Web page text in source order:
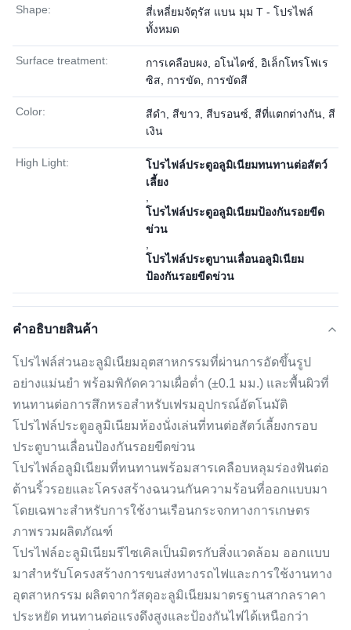
Shape:
สี่เหลี่ยมจัตุรัส แบน มุม T - โปรไฟล์
ทั้งหมด
Surface treatment:
การเคลือบผง, อโนไดซ์, อิเล็กโทรโฟเร
ซิส, การขัด, การขัดสี
Color:
สีดำ, สีขาว, สีบรอนซ์, สีที่แตกต่างกัน, สี
เงิน
High Light:
โปรไฟล์ประตูอลูมิเนียมทนทานต่อสัตว์
เลี้ยง
โปรไฟล์ประตูอลูมิเนียมป้องกันรอยขีด
ข่วน
โปรไฟล์ประตูบานเลื่อนอลูมิเนียม
ป้องกันรอยขีดข่วน
คําอธิบายสินค้า
โปรไฟล์ส่วนอะลูมิเนียมอุตสาหกรรมที่ผ่านการอัดขึ้นรูป
อย่างแม่นยำ พร้อมพิกัดความเผื่อต่ำ (±0.1 มม.) และพื้นผิวที่
ทนทานต่อการสึกหรอสำหรับเฟรมอุปกรณ์อัตโนมัติ
โปรไฟล์ประตูอลูมิเนียมห้องนั่งเล่นที่ทนต่อสัตว์เลี้ยงกรอบ
ประตูบานเลื่อนป้องกันรอยขีดข่วน
โปรไฟล์อลูมิเนียมที่ทนทานพร้อมสารเคลือบหลุมร่องฟันต่อ
ต้านริ้วรอยและโครงสร้างฉนวนกันความร้อนที่ออกแบบมา
โดยเฉพาะสำหรับการใช้งานเรือนกระจกทางการเกษตร
ภาพรวมผลิตภัณฑ์
โปรไฟล์อะลูมิเนียมรีไซเคิลเป็นมิตรกับสิ่งแวดล้อม ออกแบบ
มาสำหรับโครงสร้างการขนส่งทางรถไฟและการใช้งานทาง
อุตสาหกรรม ผลิตจากวัสดุอะลูมิเนียมมาตรฐานสากลราคา
ประหยัด ทนทานต่อแรงดึงสูงและป้องกันไฟได้เหนือกว่า